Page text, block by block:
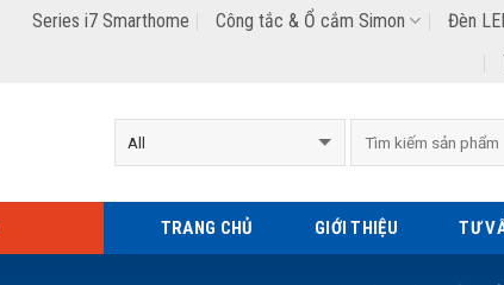
Series i7 Smarthome Công tắc & Ổ cắm Simon Đèn
TRANG CHỦ GIỚI THIỆU TƯ